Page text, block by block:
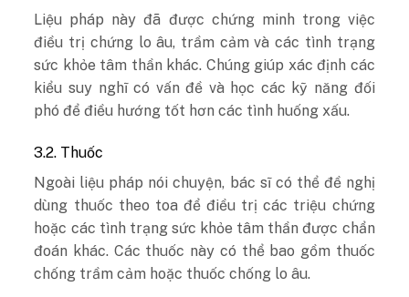
Liệu pháp này đã được chứng minh trong việc
điều trị chứng lo âu, trầm cảm và các tình trạng
sức khỏe tâm thần khác. Chúng giúp xác định các
kiểu suy nghĩ có vấn đề và học các kỹ năng đối
phó để điều hướng tốt hơn các tình huống xấu.
3.2. Thuốc
Ngoài liệu pháp nói chuyện, bác sĩ có thể đề nghị
dùng thuốc theo toa để điều trị các triệu chứng
hoặc các tình trạng sức khỏe tâm thần được chẩn
đoán khác. Các thuốc này có thể bao gồm thuốc
chống trầm cảm hoặc thuốc chống lo âu.